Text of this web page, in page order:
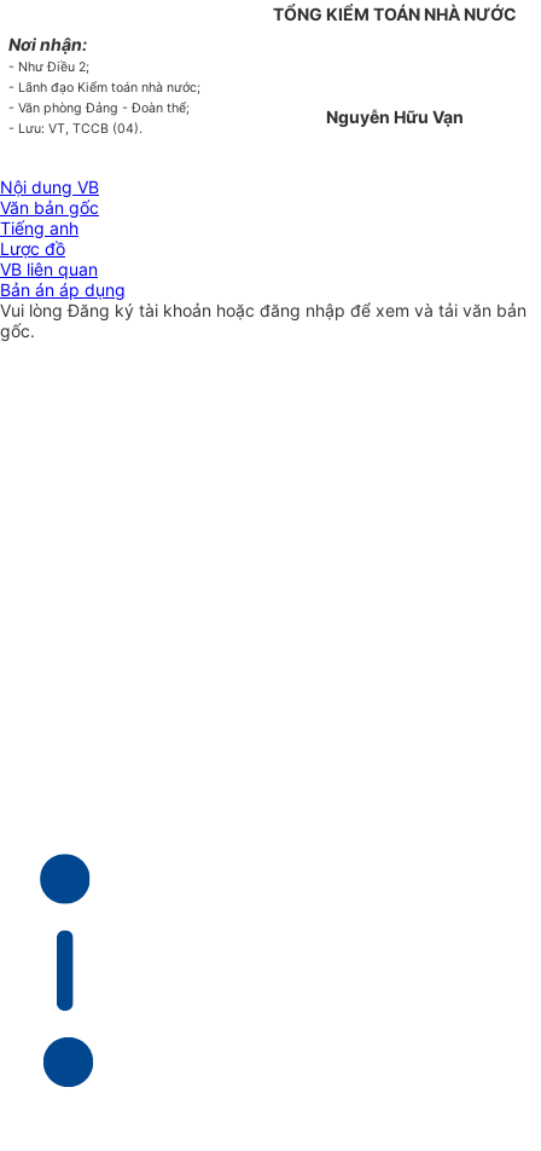
Nơi nhận:
- Như Điều 2;
- Lãnh đạo Kiểm toán nhà nước;
- Văn phòng Đảng - Đoàn thể;
- Lưu: VT, TCCB (04).
TỔNG KIỂM TOÁN NHÀ NƯỚC
Nguyễn Hữu Vạn
Nội dung VB
Văn bản gốc
Tiếng anh
Lược đồ
VB liên quan
Bản án áp dụng
Vui lòngĐăng ký tài khoản hoặc đăng nhập để xem và tải văn bản
gốc.